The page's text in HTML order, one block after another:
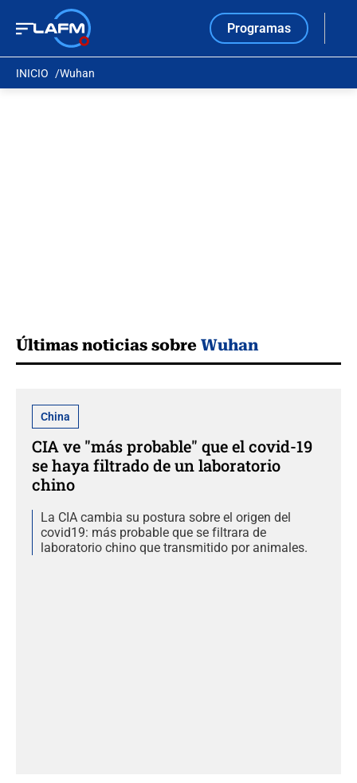
Programas
INICIO Wuhan
Últimas noticias sobre Wuhan
China
CIA ve "más probable" que el covid-19
se haya filtrado de un laboratorio
chino
La CIA cambia su postura sobre el origen del
covid19: más probable que se filtrara de
laboratorio chino que transmitido por animales.